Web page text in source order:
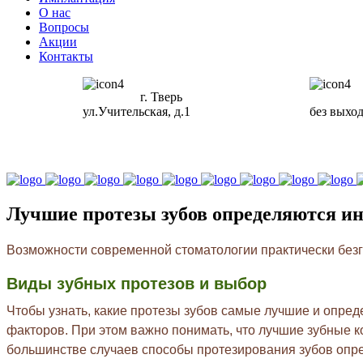
О нас
Вопросы
Акции
Контакты
г. Тверь
ул.Учительская, д.1
без
Лучшие протезы зубов определяются
Возможности современной стоматологии практически
Виды зубных протезов и выбор
Чтобы узнать, какие протезы зубов самые лучшие и
факторов. При этом важно понимать, что лучшие зубные
большинстве случаев способы протезирования зубов